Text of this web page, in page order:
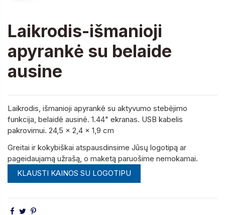
Laikrodis-išmanioji
apyrankė su belaide
ausine
Laikrodis, išmanioji apyrankė su aktyvumo stebėjimo
funkcija, belaidė ausinė. 1.44" ekranas. USB kabelis
pakrovimui. 24,5 x 2,4 x 1,9 cm
Greitai ir kokybiškai atspausdinsime Jūsų logotipą ar
pageidaujamą užrašą, o maketą paruošime nemokamai.
KLAUSTI KAINOS SU LOGOTIPU